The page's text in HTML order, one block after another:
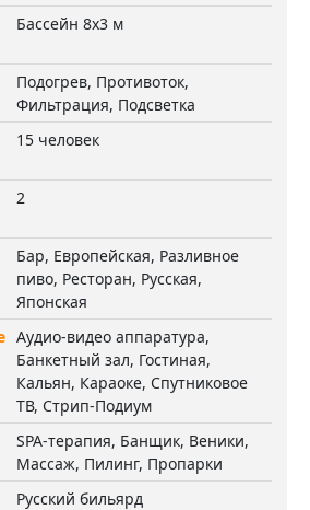
Бассейн 8х3 м
Подогрев, Противоток,
Фильтрация, Подсветка
15 человек
2
Бар, Европейская, Разливное
пиво, Ресторан, Русская,
Японская
Аудио-видео аппаратура,
Банкетный зал, Гостиная,
Кальян, Караоке, Спутниковое
ТВ, Стрип-Подиум
SPA-терапия, Банщик, Веники,
Массаж, Пилинг, Пропарки
Русский бильярд